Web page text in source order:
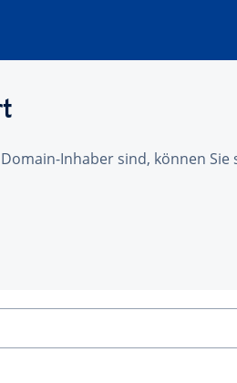
Inhaber sind, können